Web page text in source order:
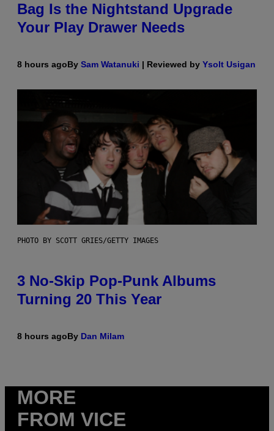
Bag Is the Nightstand Upgrade
Your Play Drawer Needs
8 hours agoBy Sam Watanuki | Reviewed by Ysolt Usigan
PHOTO BY SCOTT GRIES/GETTY IMAGES
3 No-Skip Pop-Punk Albums
Turning 20 This Year
8 hours agoBy Dan Milam
MORE
FROM VICE